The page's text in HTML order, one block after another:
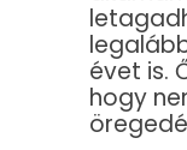
évet is.
hogy